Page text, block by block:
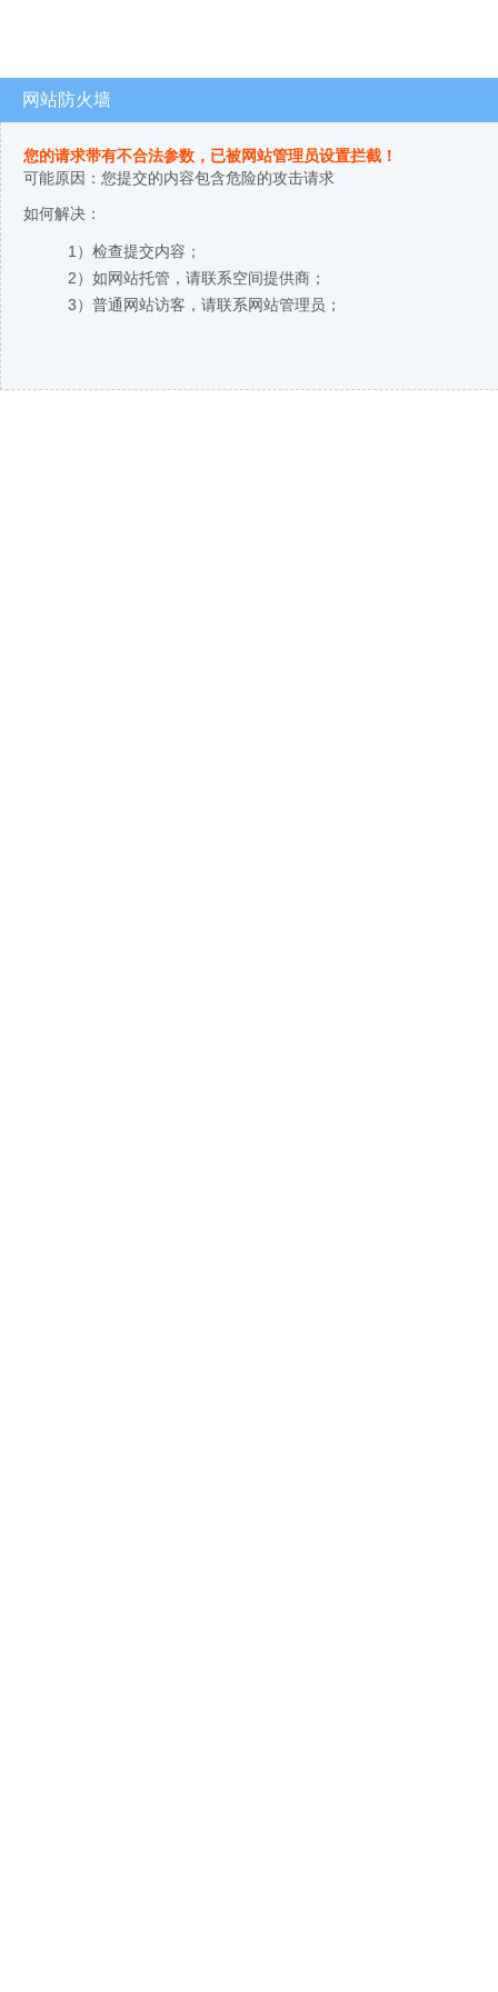
网站防火墙
您的请求带有不合法参数，已被网站管理员设置拦截！
可能原因：您提交的内容包含危险的攻击请求
如何解决：
1）检查提交内容；
2）如网站托管，请联系空间提供商；
3）普通网站访客，请联系网站管理员；